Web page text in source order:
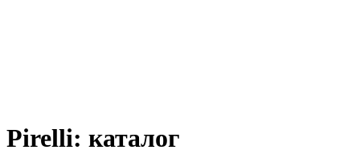
Pirelli: каталог